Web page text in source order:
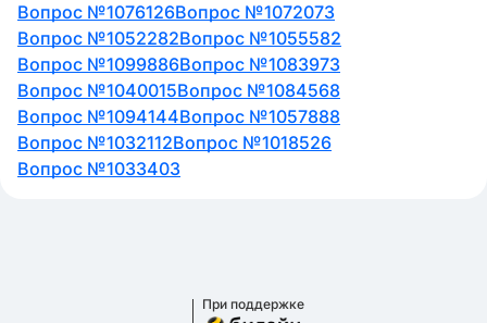
Вопрос №1076126Вопрос №1072073
Вопрос №1052282Вопрос №1055582
Вопрос №1099886Вопрос №1083973
Вопрос №1040015Вопрос №1084568
Вопрос №1094144Вопрос №1057888
Вопрос №1032112Вопрос №1018526
Вопрос №1033403
При поддержке